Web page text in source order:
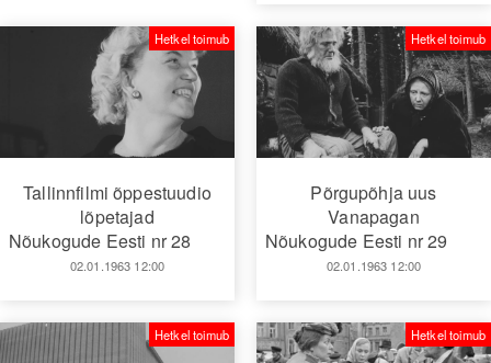
Tallinnfilmi õppestuudio
lõpetajad
Nõukogude Eesti nr 28
02.01.1963 12:00
Hetkel toimub
Põrgupõhja uus
Vanapagan
Nõukogude Eesti nr 29
02.01.1963 12:00
Hetkel toimub
Hetkel toimub Hetkel toimub